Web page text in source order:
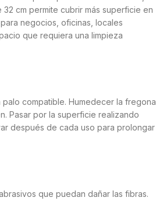
cm permite cubrir más superficie en
negocios, oficinas, locales
que requiera una limpieza
compatible. Humedecer la fregona
Pasar por la superficie realizando
después de cada uso para prolongar
que puedan dañar las fibras.